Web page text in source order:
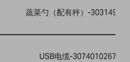
蔬菜勺（配有秤）-303149759
USB电缆-3074010267